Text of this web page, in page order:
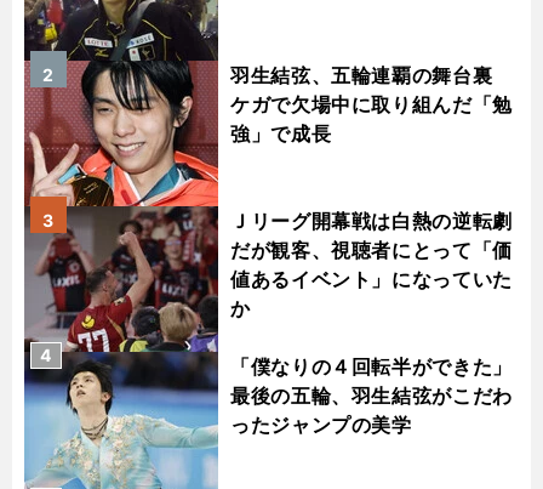
羽生結弦、五輪連覇の舞台裏
ケガで欠場中に取り組んだ「勉
強」で成長
2
Ｊリーグ開幕戦は白熱の逆転劇
だが観客、視聴者にとって「価
値あるイベント」になっていた
か
3
「僕なりの４回転半ができた」
最後の五輪、羽生結弦がこだわ
ったジャンプの美学
4